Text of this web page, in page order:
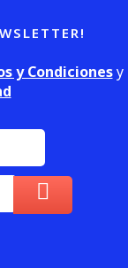
y Condicionesy